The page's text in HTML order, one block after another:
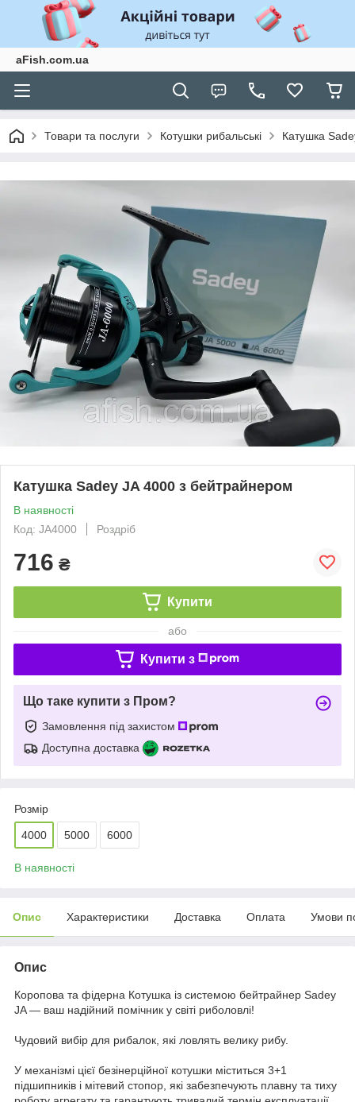
aFish.com.ua
Товари та послуги Котушки рибальські Катушка
Катушка Sadey JA 4000 з бейтрайнером
В наявності
Код: JA4000
Роздріб
716 ₴
Купити
або
Купити з
Що таке купити з Пром?
Замовлення під захистом
Доступна доставка
Розмір
4000 5000 6000
В наявності
Опис Характеристики Доставка Оплата Умови
Опис
Коропова та фідерна Котушка із системою бейтрайнер Sadey
JA — ваш надійний помічник у світі риболовлі!
Чудовий вибір для рибалок, які ловлять велику рибу.
У механізмі цієї безінерційної котушки міститься 3+1
підшипників і мітевий стопор, які забезпечують плавну та тиху